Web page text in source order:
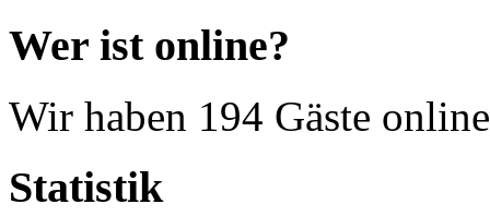
Wer ist online?
Wir haben 194 Gäste online
Statistik